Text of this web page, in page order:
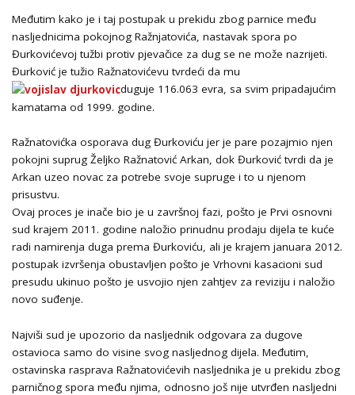
Međutim kako je i taj postupak u prekidu zbog parnice među
nasljednicima pokojnog Ražnjatovića, nastavak spora po
Đurkovićevoj tužbi protiv pjevačice za dug se ne može nazrijeti.
Đurković je tužio Ražnatovićevu tvrdeći da mu
duguje 116.063 evra, sa svim pripadajućim
kamatama od 1999. godine.
Ražnatovićka osporava dug Đurkoviću jer je pare pozajmio njen
pokojni suprug Željko Ražnatović Arkan, dok Đurković tvrdi da je
Arkan uzeo novac za potrebe svoje supruge i to u njenom
prisustvu.
Ovaj proces je inače bio je u završnoj fazi, pošto je Prvi osnovni
sud krajem 2011. godine naložio prinudnu prodaju dijela te kuće
radi namirenja duga prema Đurkoviću, ali je krajem januara 2012.
postupak izvršenja obustavljen pošto je Vrhovni kasacioni sud
presudu ukinuo pošto je usvojio njen zahtjev za reviziju i naložio
novo suđenje.
Najviši sud je upozorio da nasljednik odgovara za dugove
ostavioca samo do visine svog nasljednog dijela. Međutim,
ostavinska rasprava Ražnatovićevih nasljednika je u prekidu zbog
parničnog spora među njima, odnosno još nije utvrđen nasljedni